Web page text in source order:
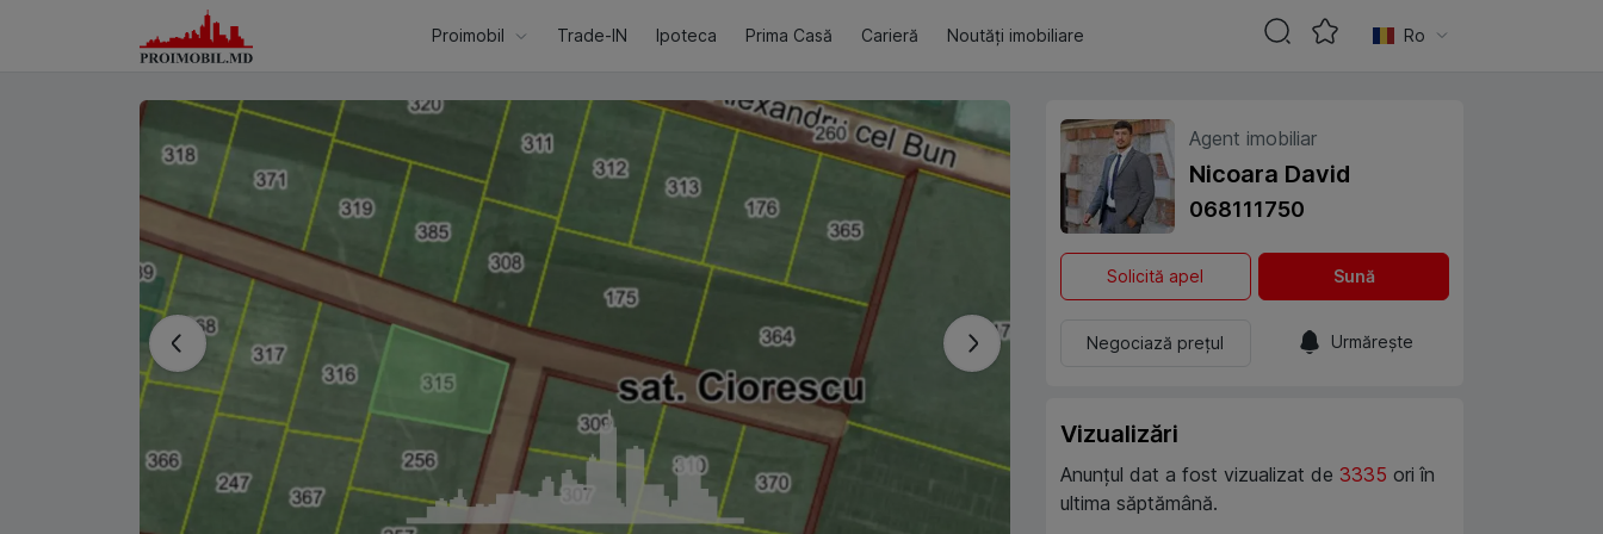
Agent imobiliar
Nicoara David
068111750
Solicită apel Sună
Negociază prețul Urmărește
Vizualizări
Anunțul dat a fost vizualizat de 3335 ori în
ultima săptămână.
Proimobil Trade-IN Ipoteca Prima Casă Carieră Noutăți imobiliare Ro